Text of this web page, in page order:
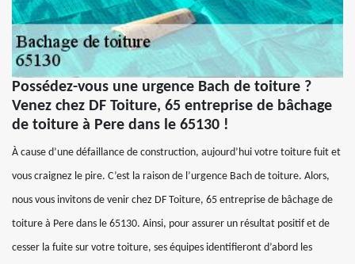
Possédez-vous une urgence Bach de toiture ?
Venez chez DF Toiture, 65 entreprise de bâchage
de toiture à Pere dans le 65130 !
À cause d’une défaillance de construction, aujourd’hui votre toiture fuit et
vous craignez le pire. C’est la raison de l’urgence Bach de toiture. Alors,
nous vous invitons de venir chez DF Toiture, 65 entreprise de bâchage de
toiture à Pere dans le 65130. Ainsi, pour assurer un résultat positif et de
cesser la fuite sur votre toiture, ses équipes identifieront d’abord les